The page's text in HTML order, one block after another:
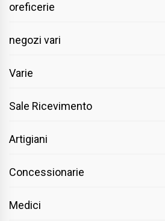
oreficerie
negozi vari
Varie
Sale Ricevimento
Artigiani
Concessionarie
Medici